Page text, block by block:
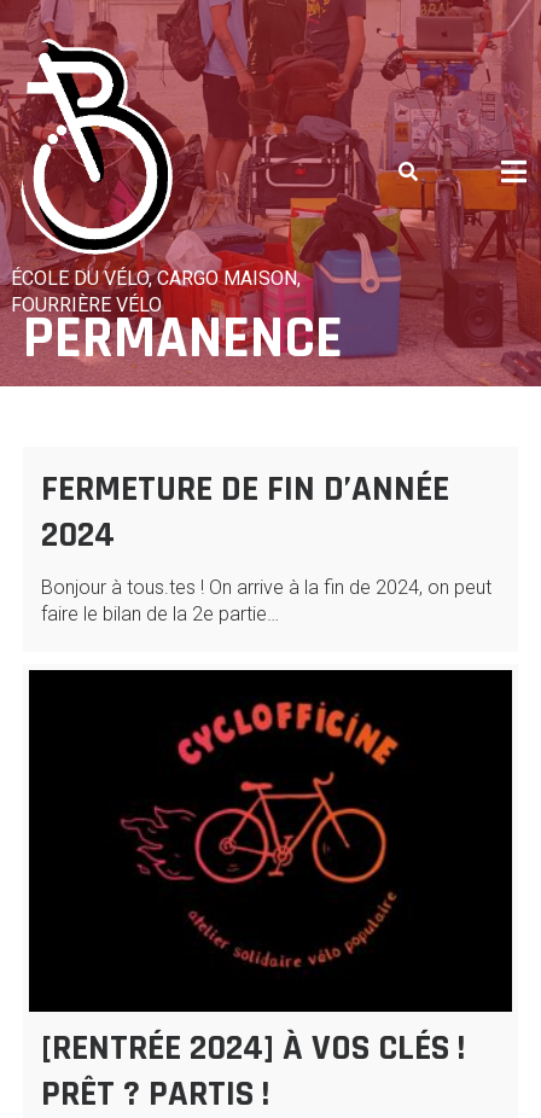
Skip
to
content
ÉCOLE DU VÉLO, CARGO MAISON,
FOURRIÈRE VÉLO
PERMANENCE
FERMETURE DE FIN D’ANNÉE
2024
Bonjour à tous.tes ! On arrive à la fin de 2024, on peut
faire le bilan de la 2e partie…
[RENTRÉE 2024] À VOS CLÉS !
PRÊT ? PARTIS !